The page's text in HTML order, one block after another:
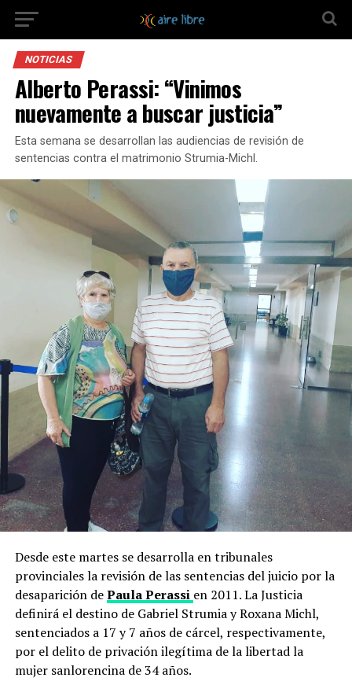
NOTICIAS
Alberto Perassi: “Vinimos
nuevamente a buscar justicia”
Esta semana se desarrollan las audiencias de revisión de
sentencias contra el matrimonio Strumia-Michl.
Desde este martes se desarrolla en tribunales
provinciales la revisión de las sentencias del juicio por la
desaparición dePaula Perassi en 2011. La Justicia
definirá el destino de Gabriel Strumia y Roxana Michl,
sentenciados a 17 y 7 años de cárcel, respectivamente,
por el delito de privación ilegítima de la libertad la
mujer sanlorencina de 34 años.